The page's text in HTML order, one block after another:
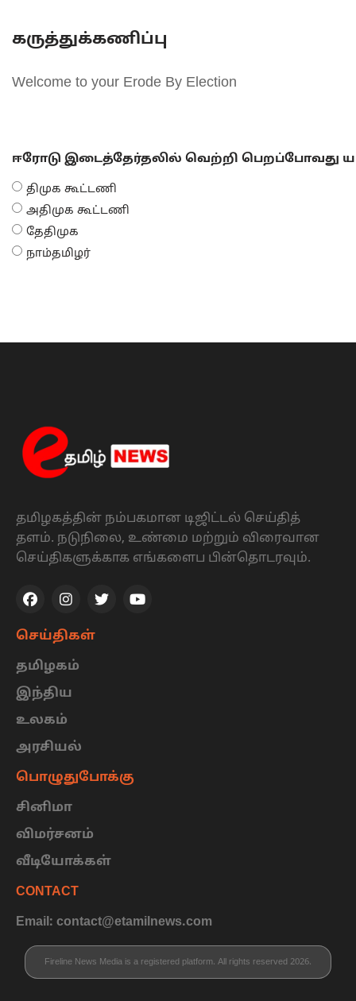
கருத்துக்கணிப்பு
Welcome to your Erode By Election
ஈரோடு இடைத்தேர்தலில் வெற்றி பெறப்போவது
திமுக கூட்டணி
அதிமுக கூட்டணி
தேதிமுக
நாம்தமிழர்
தமிழகத்தின் நம்பகமான டிஜிட்டல் செய்தித்
தளம். நடுநிலை, உண்மை மற்றும் விரைவான
செய்திகளுக்காக எங்களைப பின்தொடரவும்.
செய்திகள்
தமிழகம்
இந்திய
உலகம்
அரசியல்
பொழுதுபோக்கு
சினிமா
விமர்சனம்
வீடியோக்கள்
CONTACT
Email: contact@etamilnews.com
Fireline News Media is a registered platform. All rights reserved 2026.